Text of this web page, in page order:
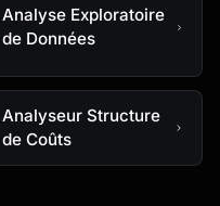
Analyse Exploratoire
de Données
Analyseur Structure
de Coûts